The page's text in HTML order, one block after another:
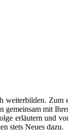
weiterbilden.
mit
erläutern und
stets Neues dazu.